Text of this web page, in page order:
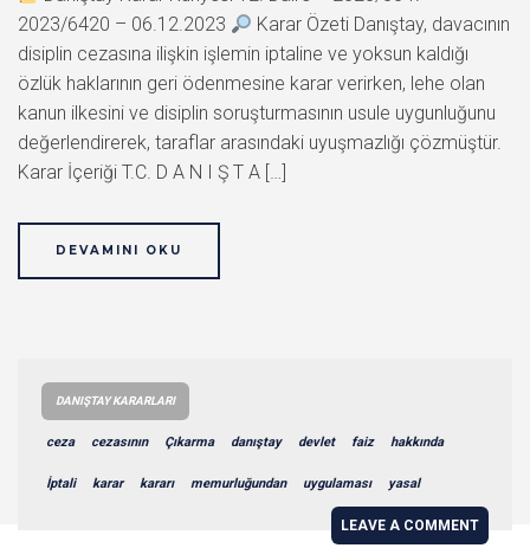
2023/6420 – 06.12.2023
Karar Özeti Danıştay, davacının
disiplin cezasına ilişkin işlemin iptaline ve yoksun kaldığı
özlük haklarının geri ödenmesine karar verirken, lehe olan
kanun ilkesini ve disiplin soruşturmasının usule uygunluğunu
değerlendirerek, taraflar arasındaki uyuşmazlığı çözmüştür.
Karar İçeriği T.C. D A N I Ş T A […]
DEVAMINI OKU
DANIŞTAY KARARLARI
ceza cezasının Çıkarma danıştay devlet faiz hakkında
İptali karar kararı memurluğundan uygulaması yasal
LEAVE A COMMENT